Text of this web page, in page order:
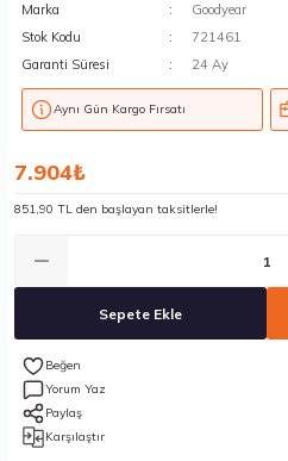
Marka
Goodyear
Stok Kodu
721461
Garanti Süresi
24 Ay
Aynı Gün Kargo Fırsatı
7.904₺
851,90 TL den başlayan taksitlerle!
Sepete Ekle
Yorum Yaz
Paylaş
Karşılaştır